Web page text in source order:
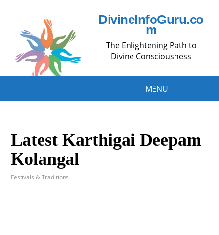
DivineInfoGuru.co
m
The Enlightening Path to
Divine Consciousness
MENU
Latest Karthigai Deepam
Kolangal
Festivals & Traditions